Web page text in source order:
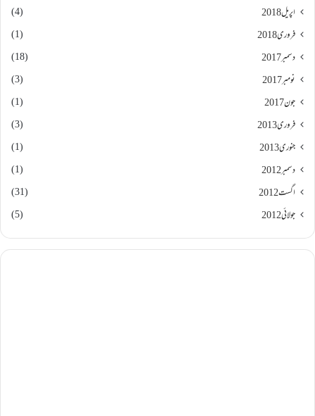
اپریل 2018
(4)
فروری 2018
(1)
دسمبر 2017
(18)
نومبر 2017
(3)
جون 2017
(1)
فروری 2013
(3)
جنوری 2013
(1)
دسمبر 2012
(1)
اگست 2012
(31)
جولائی 2012
(5)